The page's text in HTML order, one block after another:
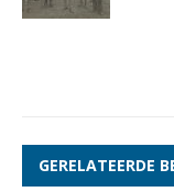
GERELATEERDE